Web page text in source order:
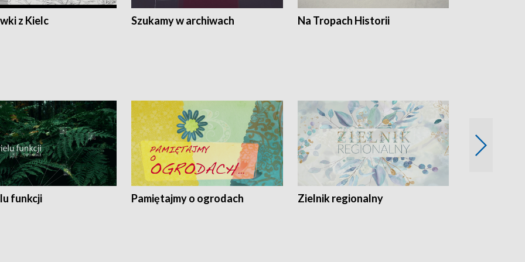
z Kielc Szukamy w archiwach Na Tropach Historii
funkcji Pamiętajmy o ogrodach Zielnik regionalny